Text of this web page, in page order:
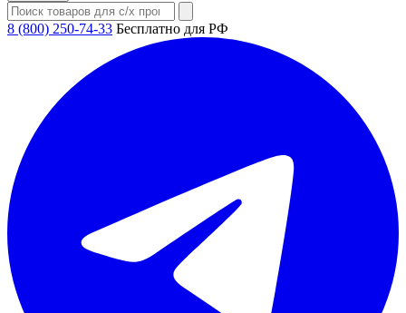
8 (800) 250-74-33 Бесплатно для РФ